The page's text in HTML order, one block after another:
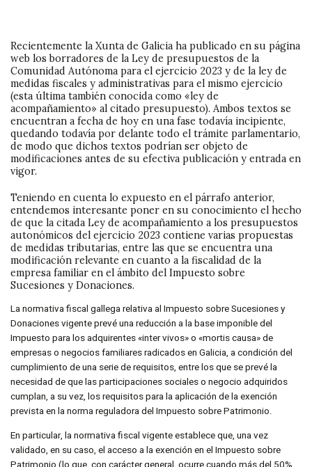
Recientemente la Xunta de Galicia ha publicado en su página
web los borradores de la Ley de presupuestos de la
Comunidad Autónoma para el ejercicio 2023 y de la ley de
medidas fiscales y administrativas para el mismo ejercicio
(esta última también conocida como «ley de
acompañamiento» al citado presupuesto). Ambos textos se
encuentran a fecha de hoy en una fase todavía incipiente,
quedando todavía por delante todo el trámite parlamentario,
de modo que dichos textos podrían ser objeto de
modificaciones antes de su efectiva publicación y entrada en
vigor.
Teniendo en cuenta lo expuesto en el párrafo anterior,
entendemos interesante poner en su conocimiento el hecho
de que la citada Ley de acompañamiento a los presupuestos
autonómicos del ejercicio 2023 contiene varias propuestas
de medidas tributarias, entre las que se encuentra una
modificación relevante en cuanto a la fiscalidad de la
empresa familiar en el ámbito del Impuesto sobre
Sucesiones y Donaciones.
La normativa fiscal gallega relativa al Impuesto sobre Sucesiones y
Donaciones vigente prevé una reducción a la base imponible del
Impuesto para los adquirentes «inter vivos» o «mortis causa» de
empresas o negocios familiares radicados en Galicia, a condición del
cumplimiento de una serie de requisitos, entre los que se prevé la
necesidad de que las participaciones sociales o negocio adquiridos
cumplan, a su vez, los requisitos para la aplicación de la exención
prevista en la norma reguladora del Impuesto sobre Patrimonio.
En particular, la normativa fiscal vigente establece que, una vez
validado, en su caso, el acceso a la exención en el Impuesto sobre